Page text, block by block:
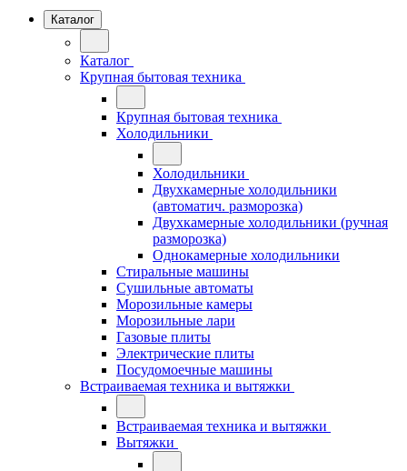
Каталог
Каталог
Крупная бытовая техника
Крупная бытовая техника
Холодильники
Холодильники
Двухкамерные холодильники
(автоматич. разморозка)
Двухкамерные холодильники (ручная
разморозка)
Однокамерные холодильники
Стиральные машины
Сушильные автоматы
Морозильные камеры
Морозильные лари
Газовые плиты
Электрические плиты
Посудомоечные машины
Встраиваемая техника и вытяжки
Встраиваемая техника и вытяжки
Вытяжки